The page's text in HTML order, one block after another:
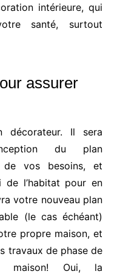
intérieure, qui
santé, surtout
assurer
décorateur. Il sera
du plan
de vos besoins, et
l’habitat pour en
votre nouveau plan
(le cas échéant)
propre maison, et
travaux de phase de
maison! Oui, la